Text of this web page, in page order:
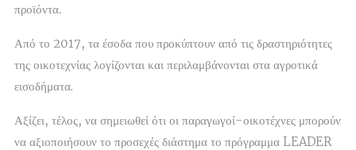
προϊόντα.
Από το 2017, τα έσοδα που προκύπτουν από τις δραστηριότητες
της οικοτεχνίας λογίζονται και περιλαμβάνονται στα αγροτικά
εισοδήματα.
Αξίζει, τέλος, να σημειωθεί ότι οι παραγωγοί-οικοτέχνες μπορούν
να αξιοποιήσουν το προσεχές διάστημα το πρόγραμμα LEADER